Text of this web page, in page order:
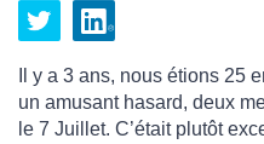
Il y a 3 ans, nous étions 25
un amusant hasard, deux
le 7 Juillet. C’était plutôt